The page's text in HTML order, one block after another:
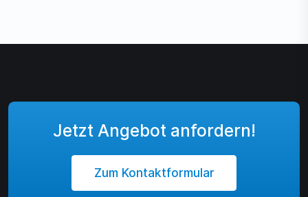
Jetzt Angebot anfordern!
Zum Kontaktformular